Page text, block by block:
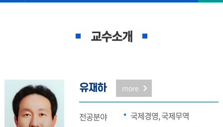
교수소개
유재하 more
전공분야
국제경영, 국제무역